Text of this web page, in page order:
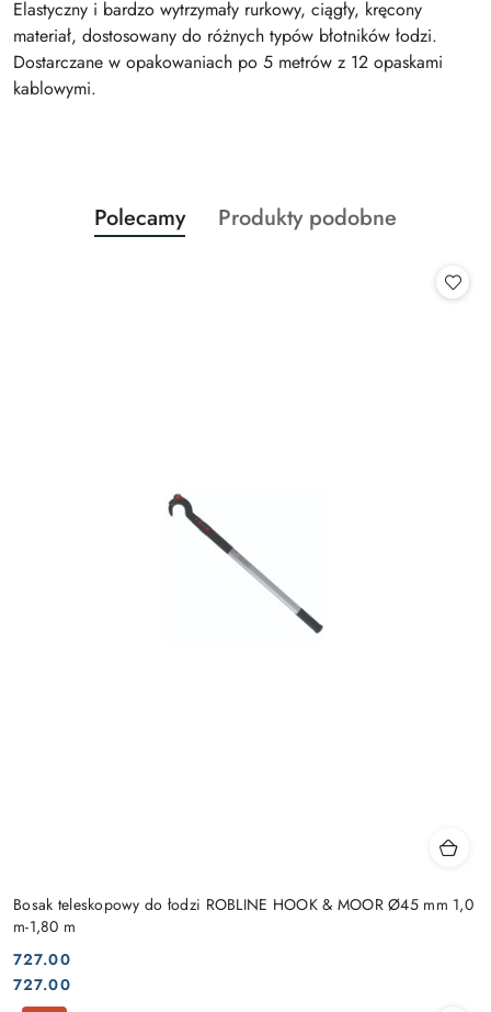
Elastyczny i bardzo wytrzymały rurkowy, ciągły, kręcony
materiał, dostosowany do różnych typów błotników łodzi.
Dostarczane w opakowaniach po 5 metrów z 12 opaskami
kablowymi.
Pomiń karuzelę produktów
Produkty
o
Polecamy
Produkty
Produkty podobne
Bosak teleskopowy do łodzi ROBLINE HOOK & MOOR Ø45 mm 1,0
m-1,80 m
Cena:
727.00
Cena:
727.00